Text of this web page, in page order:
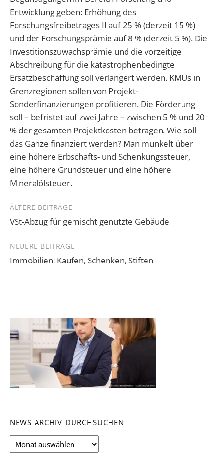
Entwicklung geben: Erhöhung des
Forschungsfreibetrages II auf 25 % (derzeit 15 %)
und der Forschungsprämie auf 8 % (derzeit 5 %). Die
Investitionszuwachsprämie und die vorzeitige
Abschreibung für die katastrophenbedingte
Ersatzbeschaffung soll verlängert werden. KMUs in
Grenzregionen sollen von Projekt-
Sonderfinanzierungen profitieren. Die Förderung
soll – befristet auf zwei Jahre – zwischen 5 % und 20
% der gesamten Projektkosten betragen. Wie soll
das Ganze finanziert werden? Man munkelt über
eine höhere Erbschafts- und Schenkungssteuer,
eine höhere Grundsteuer und eine höhere
Mineralölsteuer.
Beitragsnavigation
ÄLTERE BEITRÄGE
VSt-Abzug für gemischt genutzte Gebäude
NEUERE BEITRÄGE
Immobilien: Kaufen, Schenken, Stiften
NEWS ARCHIV DURCHSUCHEN
News
Archiv